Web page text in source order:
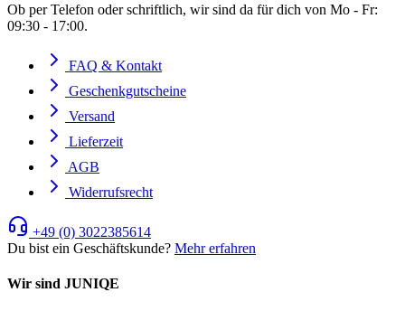
Ob per Telefon oder schriftlich, wir sind da für dich von Mo - Fr:
09:30 - 17:00.
FAQ & Kontakt
Geschenkgutscheine
Versand
Lieferzeit
AGB
Widerrufsrecht
+49 (0) 3022385614
Du bist ein Geschäftskunde? Mehr erfahren
Wir sind JUNIQE